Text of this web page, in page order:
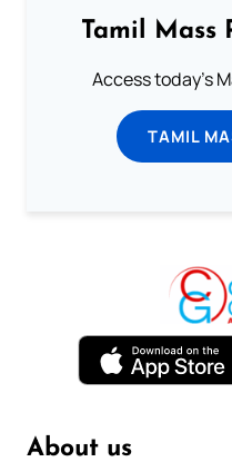
Tamil Mass
Access today's
TAMIL
About us